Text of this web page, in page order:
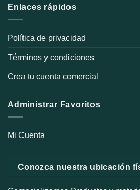
Enlaces rápidos
Política de privacidad
Términos y condiciones
Crea tu cuenta comercial
Administrar Favoritos
Mi Cuenta
Conozca nuestra ubicación